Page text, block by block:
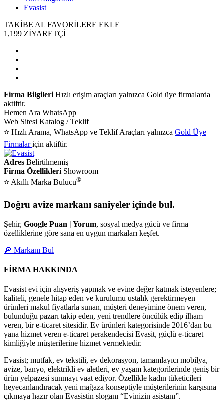
Evasist
TAKİBE AL FAVORİLERE EKLE
1,199 ZİYARETÇİ
Firma Bilgileri Hızlı erişim araçları yalnızca Gold üye firmalarda
aktiftir.
Hemen Ara WhatsApp
Web Sitesi Katalog / Teklif
⭐ Hızlı Arama, WhatsApp ve Teklif Araçları yalnızca Gold Üye
Firmalariçin aktiftir.
Adres Belirtilmemiş
Firma Özellikleri Showroom
⭐ Akıllı Marka Bulucu®
Doğru avize markanı saniyeler içinde bul.
Şehir, Google Puan | Yorum, sosyal medya gücü ve firma
özelliklerine göre sana en uygun markaları keşfet.
🔎 Markanı Bul
FİRMA HAKKINDA
Evasist evi için alışveriş yapmak ve evine değer katmak isteyenlere;
kaliteli, genele hitap eden ve kurulumu ustalık gerektirmeyen
ürünleri makul fiyatlarla sunan, müşteri deneyimine önem veren,
bulunduğu pazarı takip eden, yeni trendlere öncülük edip ilham
veren, bir e-ticaret sitesidir. Ev ürünleri kategorisinde 2016’dan bu
yana hizmet veren e-ticaret perakendecisi Evasit, güçlü e-ticaret
kimliğiyle müşterilerine hizmet vermektedir.
Evasist; mutfak, ev tekstili, ev dekorasyon, tamamlayıcı mobilya,
avize, banyo, elektrikli ev aletleri, ev yaşam kategorilerinde geniş bir
ürün yelpazesi sunmayı vaat ediyor. Özellikle kadın tüketicileri
heyecanlandıracak yeni mağaza konseptiyle müşterilerinin karşısına
çıkmaya hazır olan Evasistin sloganı “Evinizin asistanı”.